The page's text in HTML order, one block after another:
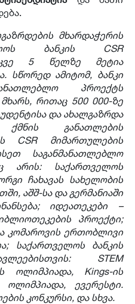
მხარდაჭერის
ბანკის CSR
5 წელზე მეტია
სწორედ ამიტომ, ბანკი
პროექტს
რითაც 500 000-ზე
და ახალგაზრდა
ქმნის განათლების
CSR მიმართულების
საგანმანათლებლო
არის: საქართველოს
ჩახავას სახელობის
აშშ-სა და გერმანიაში
იდეათეკები –
პროექტი;
კომაროვის ერთობლივი
საქართველოს ბანკის
STEM
ოლიმპიადა, Kings-ის
ოლიმპიადა, ევერესტი.
კონკურსი, და სხვა.